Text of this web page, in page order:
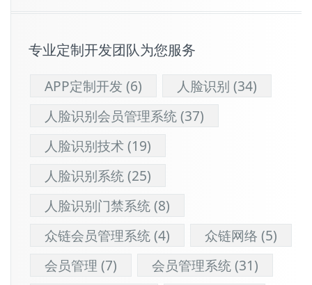
专业定制开发团队为您服务
APP定制开发 (6) 人脸识别 (34)
人脸识别会员管理系统(37)
人脸识别技术(19)
人脸识别系统(25)
人脸识别门禁系统(8)
众链会员管理系统(4) 众链网络 (5)
会员管理 (7) 会员管理系统(31)